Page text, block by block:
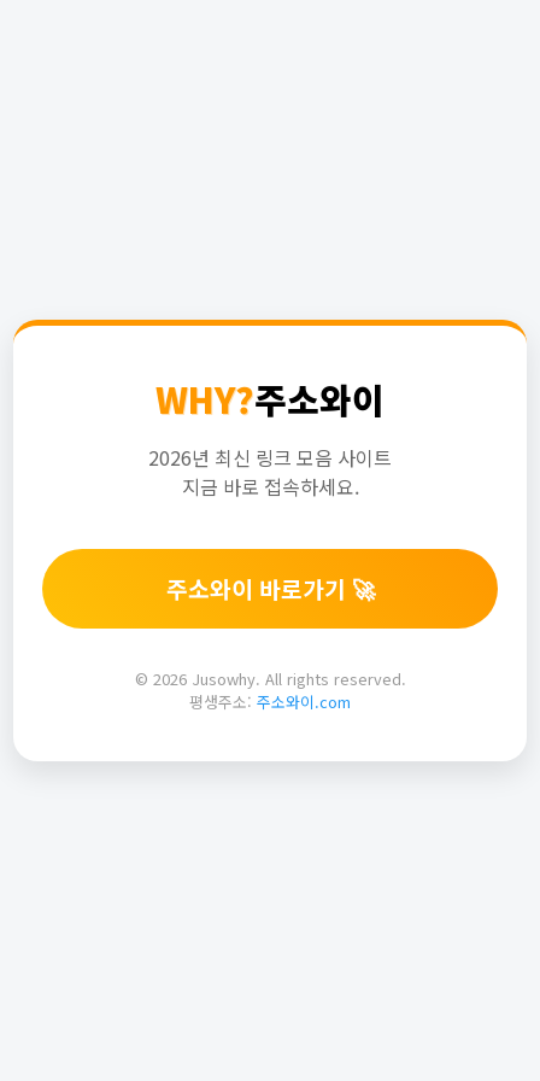
WHY?주소와이
2026년 최신 링크 모음 사이트
지금 바로 접속하세요.
주소와이 바로가기 🚀
© 2026 Jusowhy. All rights reserved.
평생주소: 주소와이.com